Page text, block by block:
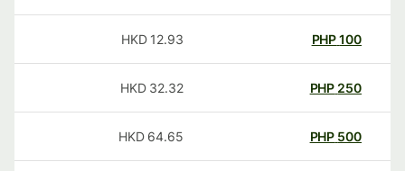
100
PHP
12.93
HKD
250
PHP
32.32
HKD
500
PHP
64.65
HKD